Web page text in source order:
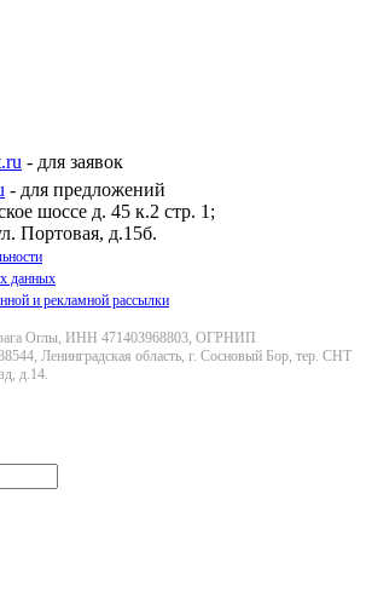
- для заявок
- для предложений
шоссе д. 45 к.2 стр. 1;
Портовая, д.15б.
данных
и рекламной рассылки
Оглы, ИНН 471403968803, ОГРНИП
Ленинградская область, г. Сосновый Бор, тер. СНТ
д.14.